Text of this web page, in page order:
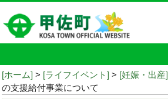
[ホーム] > [ライフイベント] > [妊娠・出産]
の支援給付事業について